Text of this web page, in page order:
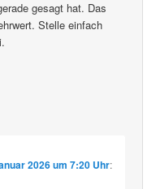
gesagt hat. Das
Stelle einfach
2026 um 7:20 Uhr: